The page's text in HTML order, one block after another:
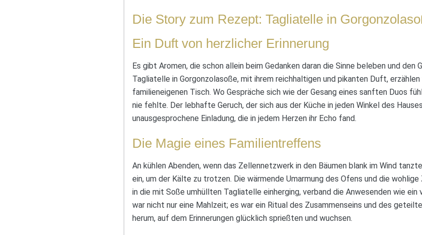
Die Story zum Rezept: Tagliatelle in
Ein Duft von herzlicher Erinnerung
Es gibt Aromen, die schon allein beim Gedanken daran die Sinne beleben und
Tagliatelle in Gorgonzolasoße, mit ihrem reichhaltigen und pikanten Duft,
familieneigenen Tisch. Wo Gespräche sich wie der Gesang eines sanften Duos
nie fehlte. Der lebhafte Geruch, der sich aus der Küche in jeden Winkel des
unausgesprochene Einladung, die in jedem Herzen ihr Echo fand.
Die Magie eines Familientreffens
An kühlen Abenden, wenn das Zellennetzwerk in den Bäumen blank im Wind
ein, um der Kälte zu trotzen. Die wärmende Umarmung des Ofens und die
in die mit Soße umhüllten Tagliatelle einherging, verband die Anwesenden wie ein
war nicht nur eine Mahlzeit; es war ein Ritual des Zusammenseins und des
herum, auf dem Erinnerungen glücklich sprießten und wuchsen.